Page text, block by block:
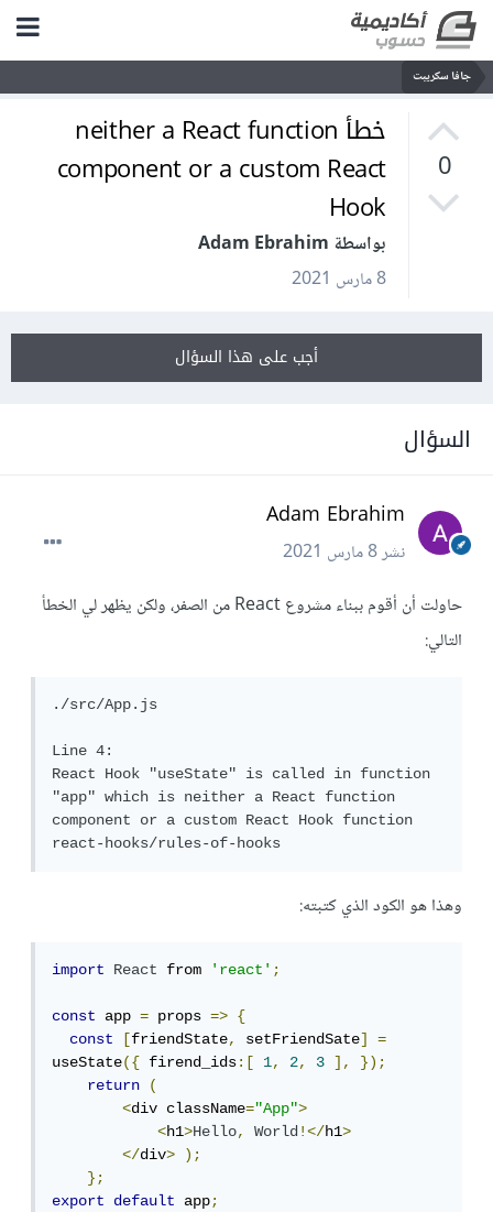
جافا سكريبت
0
خطأ neither a React function
component or a custom React
Hook
بواسطة Adam Ebrahim
8 مارس 2021
أجب على هذا السؤال
السؤال
Adam Ebrahim
نشر8 مارس 2021
حاولت أن أقوم ببناء مشروع React من الصفر، ولكن يظهر لي الخطأ
التالي:
./src/App.js
Line 4:
React Hook "useState" is called in function
"app" which is neither a React function
component or a custom React Hook function
react-hooks/rules-of-hooks
وهذا هو الكود الذي كتبته:
import React from 'react';
const app = props =>
{
const
[friendState, setFriendSate]
=
useState({ firend_ids:[ 1, 2, 3 ],
});
return
(
<div className="App">
<h1>Hello, World!</h1>
</div>
);
};
export
default app;